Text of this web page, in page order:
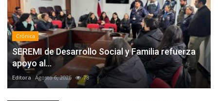
Crónica
SEREMI de Desarrollo Social y Familia refuerza
apoyo al...
Editora Agosto 6, 2026 78